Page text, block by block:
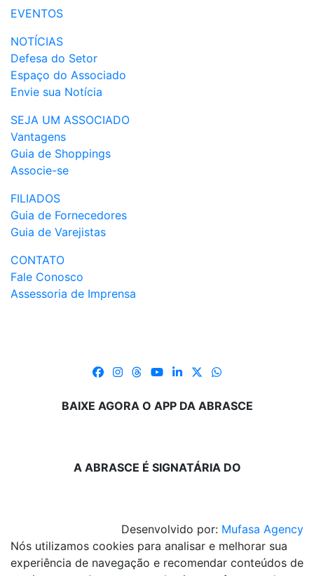
EVENTOS
NOTÍCIAS
Defesa do Setor
Espaço do Associado
Envie sua Notícia
SEJA UM ASSOCIADO
Vantagens
Guia de Shoppings
Associe-se
FILIADOS
Guia de Fornecedores
Guia de Varejistas
CONTATO
Fale Conosco
Assessoria de Imprensa
BAIXE AGORA O APP DA ABRASCE
A ABRASCE É SIGNATÁRIA DO
Desenvolvido por: Mufasa Agency
Nós utilizamos cookies para analisar e melhorar sua
experiência de navegação e recomendar conteúdos de